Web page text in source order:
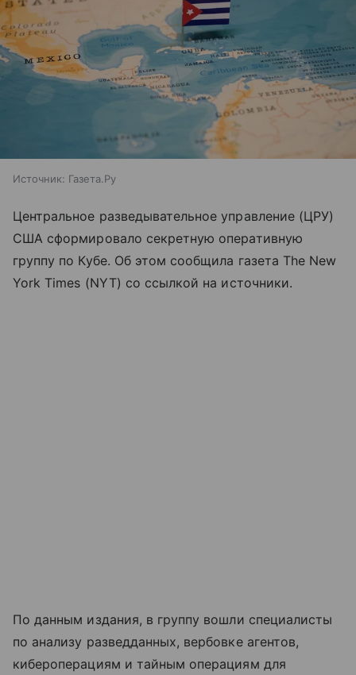
Источник: Газета.Ру
Центральное разведывательное управление (ЦРУ)
США сформировало секретную оперативную
группу по Кубе. Об этом сообщила газета The New
York Times (NYT) со ссылкой на источники.
По данным издания, в группу вошли специалисты
по анализу разведданных, вербовке агентов,
кибероперациям и тайным операциям для